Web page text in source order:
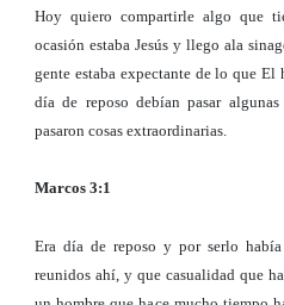
Hoy quiero compartirle algo que
ocasión estaba Jesús y llego ala
gente estaba expectante de lo que El
día de reposo debían pasar
pasaron cosas extraordinarias.
Marcos 3:1
Era día de reposo y por serlo
reunidos ahí, y que casualidad que